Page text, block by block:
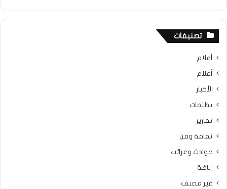
تصنيفات
أعلام
أقلام
الأخبار
تظلمات
تقارير
ثقافة وفن
حوادث وغرائب
رياضة
غير مصنف